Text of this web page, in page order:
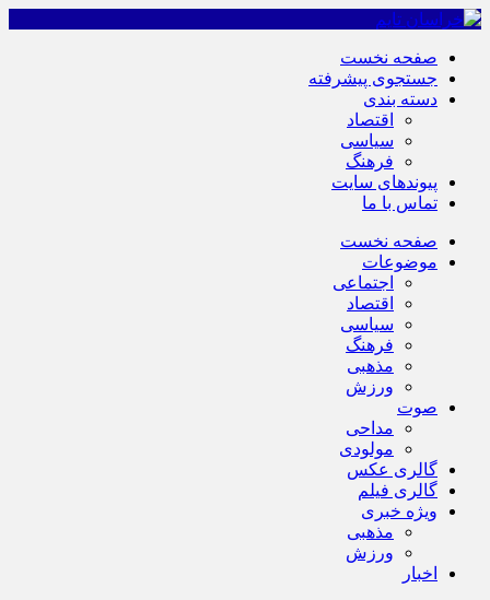
صفحه نخست
جستجوی پیشرفته
دسته بندی
اقتصاد
سیاسی
فرهنگ
پیوندهای سایت
تماس با ما
صفحه نخست
موضوعات
اجتماعی
اقتصاد
سیاسی
فرهنگ
مذهبی
ورزش
صوت
مداحی
مولودی
گالری عکس
گالری فیلم
ویژه خبری
مذهبی
ورزش
اخبار